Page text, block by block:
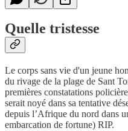
Quelle tristesse
Le corps sans vie d'un jeune
du rivage de la plage de Sant
premières constatations
serait noyé dans sa tentative
depuis l’Afrique du nord dans
embarcation de fortune) RIP.